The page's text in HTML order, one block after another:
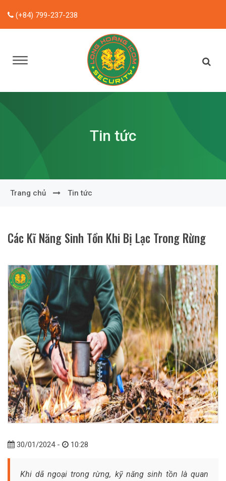
(+84) 799-237-238
Tin tức
Trang chủ Tin tức
Các Kĩ Năng Sinh Tồn Khi Bị Lạc Trong Rừng
30/01/2024 - 10:28
Khi dã ngoại trong rừng, kỹ năng sinh tồn là quan